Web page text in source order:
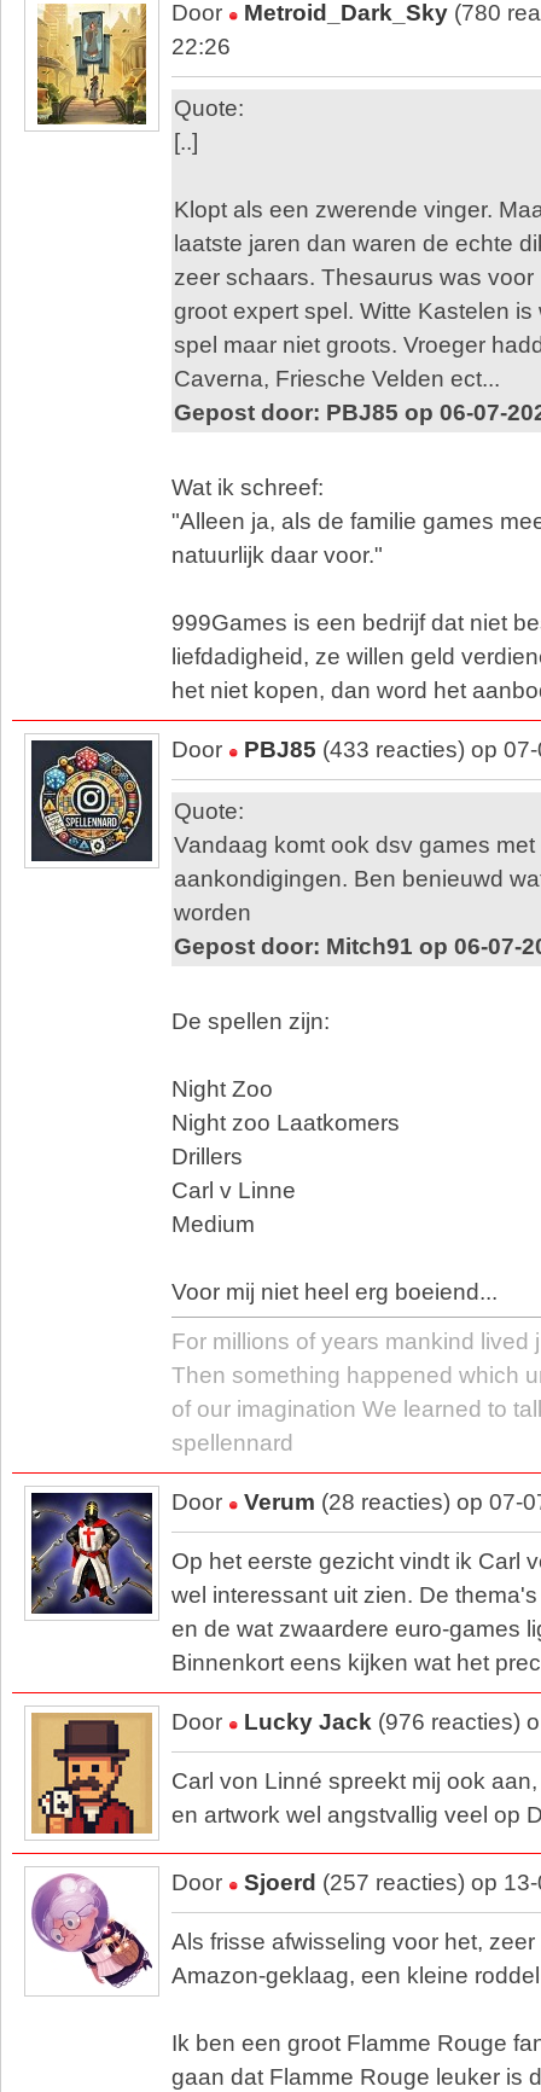
Door Metroid_Dark_Sky (780
22:26
Quote:
[..]
Klopt als een zwerende vinger.
laatste jaren dan waren de echte
zeer schaars. Thesaurus was
groot expert spel. Witte Kastelen
spel maar niet groots. Vroeger
Caverna, Friesche Velden ect...
Gepost door: PBJ85 op 06-07-
Wat ik schreef:
"Alleen ja, als de familie games
natuurlijk daar voor."
999Games is een bedrijf dat niet
liefdadigheid, ze willen geld
het niet kopen, dan word het
Door PBJ85 (433 reacties) op
Quote:
Vandaag komt ook dsv games
aankondigingen. Ben benieuwd
worden
Gepost door: Mitch91 op 06-07-
De spellen zijn:
Night Zoo
Night zoo Laatkomers
Drillers
Carl v Linne
Medium
Voor mij niet heel erg boeiend...
For millions of years mankind lived
Then something happened which
of our imagination We learned to
spellennard
Door Verum (28 reacties) op 07-
Op het eerste gezicht vindt ik Carl
wel interessant uit zien. De
en de wat zwaardere euro-games
Binnenkort eens kijken wat het
Door Lucky Jack (976 reacties)
Carl von Linné spreekt mij ook
en artwork wel angstvallig veel op
Door Sjoerd (257 reacties) op
Als frisse afwisseling voor het,
Amazon-geklaag, een kleine
Ik ben een groot Flamme Rouge
gaan dat Flamme Rouge leuker is